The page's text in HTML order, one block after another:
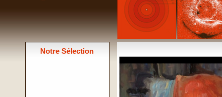
Notre Sélection